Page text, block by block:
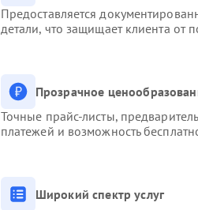
Предоставляется
детали, что защищает клиента от
Прозрачное
Точные прайс-листы,
платежей и возможность
Широкий спектр услуг